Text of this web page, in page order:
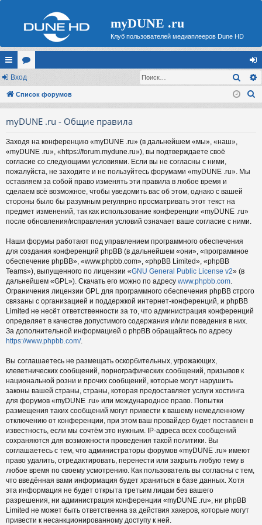
myDUNE .ru
Клуб пользователей медиаплееров Dune HD
с
ы
ор
ум
хо
д
Вход
Список форумов
myDUNE .ru - Общие правила
Заходя на конференцию «myDUNE .ru» (в дальнейшем «мы», «наш»,
«myDUNE .ru», «https://forum.mydune.ru»), вы подтверждаете своё
согласие со следующими условиями. Если вы не согласны с ними,
пожалуйста, не заходите и не пользуйтесь форумами «myDUNE .ru». Мы
оставляем за собой право изменять эти правила в любое время и
сделаем всё возможное, чтобы уведомить вас об этом, однако с вашей
стороны было бы разумным регулярно просматривать этот текст на
предмет изменений, так как использование конференции «myDUNE .ru»
после обновления/исправления условий означает ваше согласие с ними.
Наши форумы работают под управлением программного обеспечения
для создания конференций phpBB (в дальнейшем «они», «программное
обеспечение phpBB», «www.phpbb.com», «phpBB Limited», «phpBB
Teams»), выпущенного по лицензии «GNU General Public License v2» (в
дальнейшем «GPL»). Скачать его можно по адресу www.phpbb.com.
Ограничения лицензии GPL для программного обеспечения phpBB строго
связаны с организацией и поддержкой интернет-конференций, и phpBB
Limited не несёт ответственности за то, что администрация конференций
определяет в качестве допустимого содержания и/или поведения в них.
За дополнительной информацией о phpBB обращайтесь по адресу
https://www.phpbb.com/.
Вы соглашаетесь не размещать оскорбительных, угрожающих,
клеветнических сообщений, порнографических сообщений, призывов к
национальной розни и прочих сообщений, которые могут нарушить
законы вашей страны, страны, которая предоставляет услуги хостинга
для форумов «myDUNE .ru» или международное право. Попытки
размещения таких сообщений могут привести к вашему немедленному
отключению от конференции, при этом ваш провайдер будет поставлен в
известность, если мы сочтём это нужным. IP-адреса всех сообщений
сохраняются для возможности проведения такой политики. Вы
соглашаетесь с тем, что администраторы форумов «myDUNE .ru» имеют
право удалить, отредактировать, перенести или закрыть любую тему в
любое время по своему усмотрению. Как пользователь вы согласны с тем,
что введённая вами информация будет храниться в базе данных. Хотя
эта информация не будет открыта третьим лицам без вашего
разрешения, ни администрация конференции «myDUNE .ru», ни phpBB
Limited не может быть ответственна за действия хакеров, которые могут
привести к несанкционированному доступу к ней.